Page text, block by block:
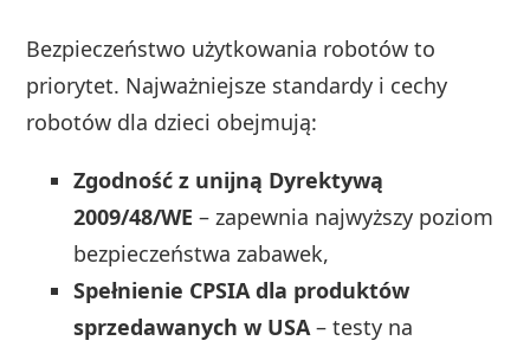
Bezpieczeństwo użytkowania robotów to
priorytet. Najważniejsze standardy i cechy
robotów dla dzieci obejmują:
Zgodność z unijną Dyrektywą
2009/48/WE– zapewnia najwyższy poziom
bezpieczeństwa zabawek,
Spełnienie CPSIA dla produktów
sprzedawanych w USA – testy na